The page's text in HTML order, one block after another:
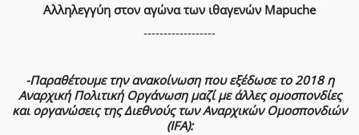
Αλληλεγγύη στον αγώνα των ιθαγενών Mapuche
------------------
-Παραθέτουμε την ανακοίνωση που εξέδωσε το 2018 η
Αναρχική Πολιτική Οργάνωση μαζί με άλλες ομοσπονδίες
και οργανώσεις της Διεθνούς των Αναρχικών Ομοσπονδιών
(IFA):